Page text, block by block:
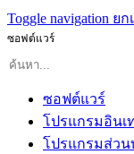
Toggle navigation ยก
ซอฟต์แวร์
ซอฟต์แวร์
โปรแกรมอินเ
โปรแกรมส่ว